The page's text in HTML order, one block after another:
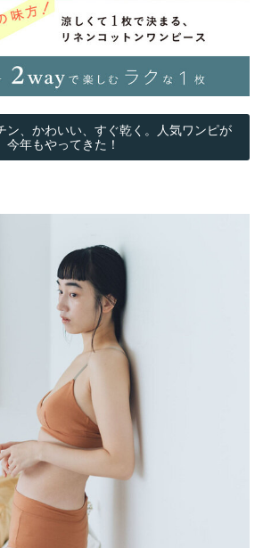
ン、かわいい、すぐ乾く。人気ワンピが
今年もやってきた！